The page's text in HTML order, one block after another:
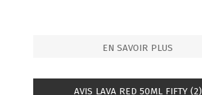
EN SAVOIR PLUS
AVIS LAVA RED 50ML FIFTY (2)